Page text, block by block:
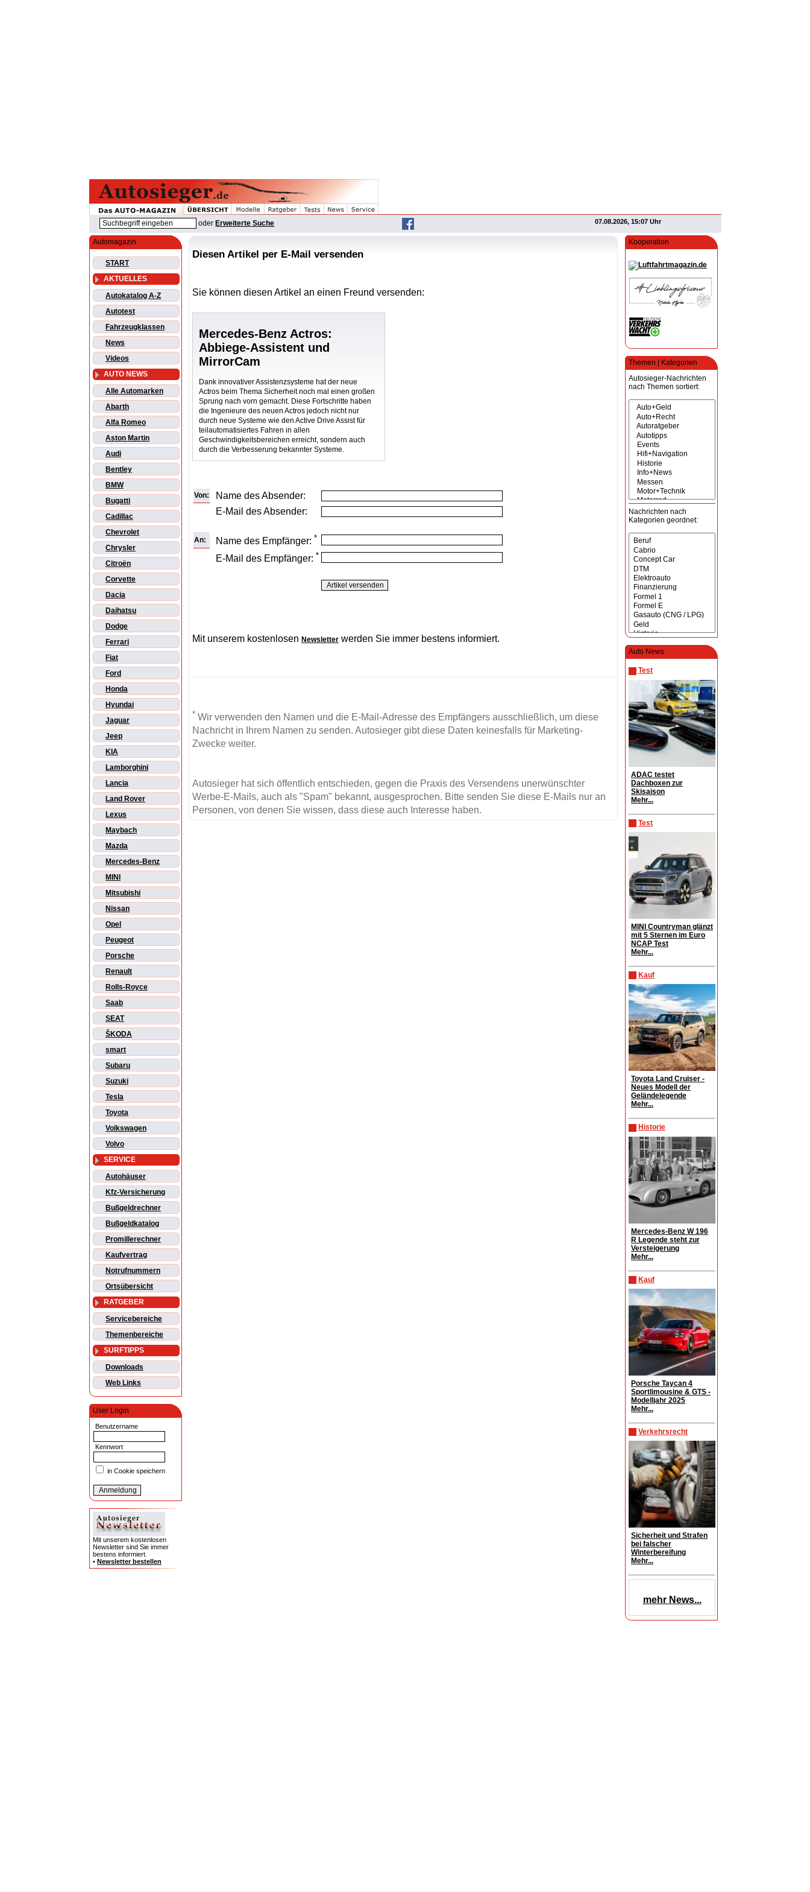
oder Erweiterte Suche 07.08.2026, 15:07 Uhr
Automagazin
START
AKTUELLES
Autokatalog A-Z
Autotest
Fahrzeugklassen
News
Videos
AUTO NEWS
Alle Automarken
Abarth
Alfa Romeo
Aston Martin
Audi
Bentley
BMW
Bugatti
Cadillac
Chevrolet
Chrysler
Citroën
Corvette
Dacia
Daihatsu
Dodge
Ferrari
Fiat
Ford
Honda
Hyundai
Jaguar
Jeep
KIA
Lamborghini
Lancia
Land Rover
Lexus
Maybach
Mazda
Mercedes-Benz
MINI
Mitsubishi
Nissan
Opel
Peugeot
Porsche
Renault
Rolls-Royce
Saab
SEAT
ŠKODA
smart
Subaru
Suzuki
Tesla
Toyota
Volkswagen
Volvo
SERVICE
Autohäuser
Kfz-Versicherung
Bußgeldrechner
Bußgeldkatalog
Promillerechner
Kaufvertrag
Notrufnummern
Ortsübersicht
RATGEBER
Servicebereiche
Themenbereiche
SURFTIPPS
Downloads
Web Links
User Login
Benutzername
Kennwort
in Cookie speichern
Mit unserem kostenlosen
Newsletter sind Sie immer
bestens informiert.
• Newsletter bestellen
Kooperation
Themen | Kategorien
Autosieger-Nachrichten
nach Themen sortiert:
Nachrichten nach
Kategorien geordnet:
Auto News
Test
ADAC testet
Dachboxen zur
Skisaison
Mehr...
Test
MINI Countryman glänzt
mit 5 Sternen im Euro
NCAP Test
Mehr...
Kauf
Toyota Land Cruiser -
Neues Modell der
Geländelegende
Mehr...
Historie
Mercedes-Benz W 196
R Legende steht zur
Versteigerung
Mehr...
Kauf
Porsche Taycan 4
Sportlimousine & GTS -
Modelljahr 2025
Mehr...
Verkehrsrecht
Sicherheit und Strafen
bei falscher
Winterbereifung
Mehr...
mehr News...
Diesen Artikel per E-Mail versenden
Sie können diesen Artikel an einen Freund versenden:
Mercedes-Benz Actros:
Abbiege-Assistent und
MirrorCam
Dank innovativer Assistenzsysteme hat der neue
Actros beim Thema Sicherheit noch mal einen großen
Sprung nach vorn gemacht. Diese Fortschritte haben
die Ingenieure des neuen Actros jedoch nicht nur
durch neue Systeme wie den Active Drive Assist für
teilautomatisiertes Fahren in allen
Geschwindigkeitsbereichen erreicht, sondern auch
durch die Verbesserung bekannter Systeme.
Von:
Name des Absender:
E-Mail des Absender:
An: Name des Empfänger: *
E-Mail des Empfänger: *
Mit unserem kostenlosen Newsletter werden Sie immer bestens informiert.
* Wir verwenden den Namen und die E-Mail-Adresse des Empfängers ausschließlich, um diese
Nachricht in Ihrem Namen zu senden. Autosieger gibt diese Daten keinesfalls für Marketing-
Zwecke weiter.
Autosieger hat sich öffentlich entschieden, gegen die Praxis des Versendens unerwünschter
Werbe-E-Mails, auch als "Spam" bekannt, ausgesprochen. Bitte senden Sie diese E-Mails nur an
Personen, von denen Sie wissen, dass diese auch Interesse haben.